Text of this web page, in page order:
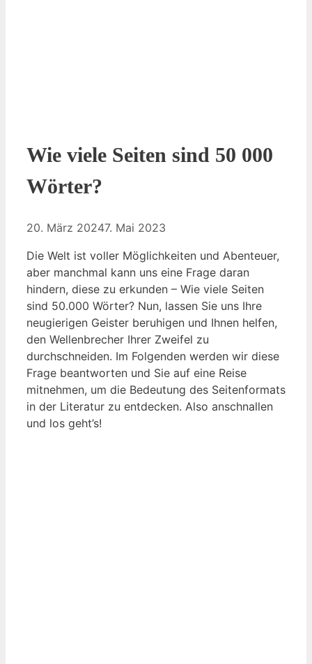
Wie viele Seiten sind 50 000
Wörter?
20. März 20247. Mai 2023
Die Welt ist voller Möglichkeiten und Abenteuer,
aber manchmal kann uns eine Frage daran
hindern, diese zu erkunden – Wie viele Seiten
sind 50.000 Wörter? Nun, lassen Sie uns Ihre
neugierigen Geister beruhigen und Ihnen helfen,
den Wellenbrecher Ihrer Zweifel zu
durchschneiden. Im Folgenden werden wir diese
Frage beantworten und Sie auf eine Reise
mitnehmen, um die Bedeutung des Seitenformats
in der Literatur zu entdecken. Also anschnallen
und los geht’s!